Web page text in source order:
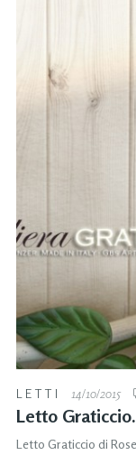
LETTI 14/10/2015
Letto
Letto Graticcio di